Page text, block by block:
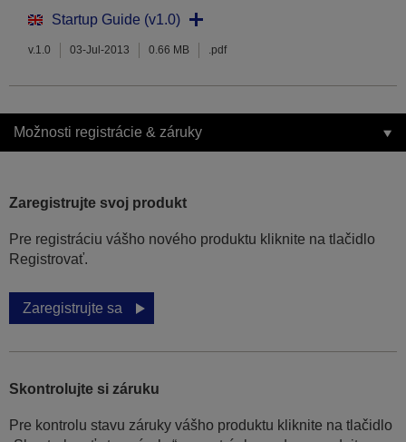
Startup Guide (v1.0)
v.1.0 03-Jul-2013 0.66 MB .pdf
Možnosti registrácie & záruky
Zaregistrujte svoj produkt
Pre registráciu vášho nového produktu kliknite na tlačidlo
Registrovať.
Zaregistrujte sa
Skontrolujte si záruku
Pre kontrolu stavu záruky vášho produktu kliknite na tlačidlo